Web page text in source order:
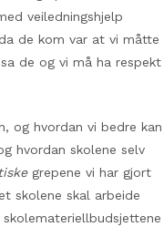
veiledningshjelp
de kom var at vi måtte
de og vi må ha respekt
og hvordan vi bedre kan
hvordan skolene selv
grepene vi har gjort
skolene skal arbeide